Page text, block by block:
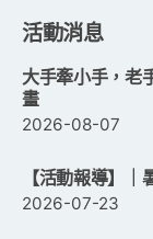
活動消息
大手牽小手，老
畫
2026-08-07
【活動報導】｜
2026-07-23